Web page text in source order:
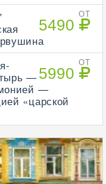
ОТ
5490
ОТ
5990
—
—
«царской